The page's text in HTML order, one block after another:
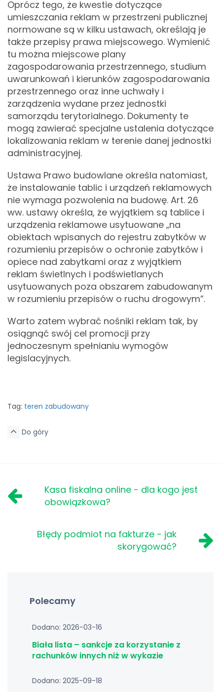
Oprócz tego, że kwestie dotyczące
umieszczania reklam w przestrzeni publicznej
normowane są w kilku ustawach, określają je
także przepisy prawa miejscowego. Wymienić
tu można miejscowe plany
zagospodarowania przestrzennego, studium
uwarunkowań i kierunków zagospodarowania
przestrzennego oraz inne uchwały i
zarządzenia wydane przez jednostki
samorządu terytorialnego. Dokumenty te
mogą zawierać specjalne ustalenia dotyczące
lokalizowania reklam w terenie danej jednostki
administracyjnej.
Ustawa Prawo budowlane określa natomiast,
że instalowanie tablic i urządzeń reklamowych
nie wymaga pozwolenia na budowę. Art. 26
ww. ustawy określa, że wyjątkiem są tablice i
urządzenia reklamowe usytuowane „na
obiektach wpisanych do rejestru zabytków w
rozumieniu przepisów o ochronie zabytków i
opiece nad zabytkami oraz z wyjątkiem
reklam świetlnych i podświetlanych
usytuowanych poza obszarem zabudowanym
w rozumieniu przepisów o ruchu drogowym”.
Warto zatem wybrać nośniki reklam tak, by
osiągnąć swój cel promocji przy
jednoczesnym spełnianiu wymogów
legislacyjnych.
Tag: teren zabudowany
Do góry
Kasa fiskalna online - dla kogo jest
obowiązkowa?
Błędy podmiot na fakturze - jak
skorygować?
Polecamy
Dodano: 2026-03-16
Biała lista – sankcje za korzystanie z
rachunków innych niż w wykazie
Dodano: 2025-09-18